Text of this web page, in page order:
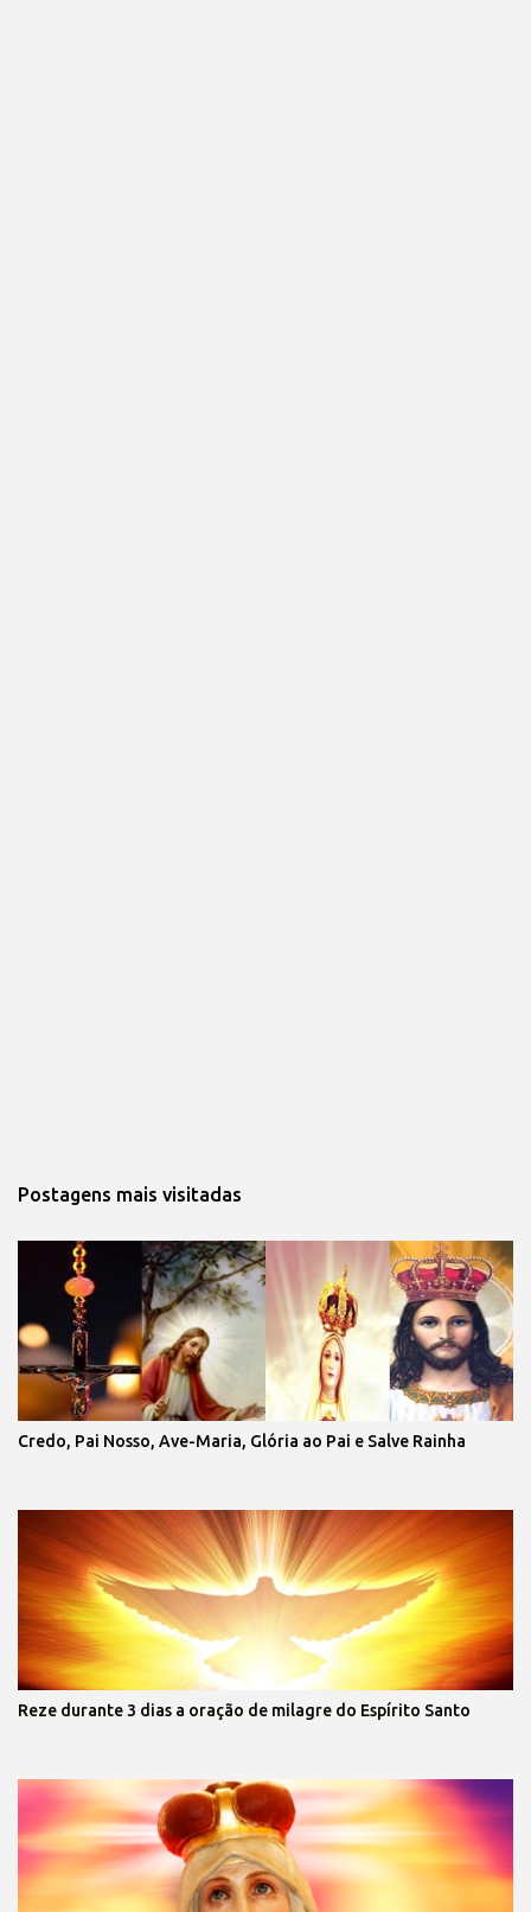
Postagens mais visitadas
Credo, Pai Nosso, Ave-Maria, Glória ao Pai e Salve Rainha
Reze durante 3 dias a oração de milagre do Espírito Santo